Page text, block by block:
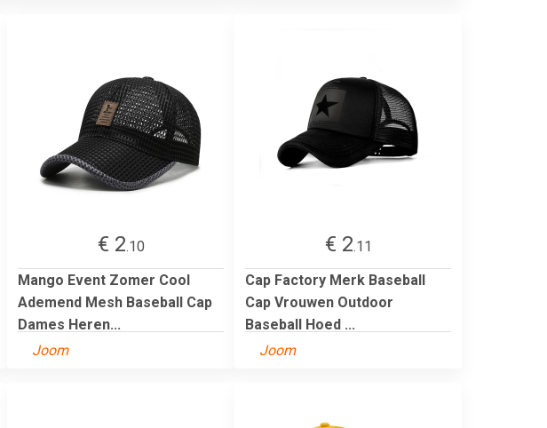
€ 2.10
Mango Event Zomer Cool
Ademend Mesh Baseball Cap
Dames Heren...
Joom
€ 2.11
Cap Factory Merk Baseball
Cap Vrouwen Outdoor
Baseball Hoed ...
Joom